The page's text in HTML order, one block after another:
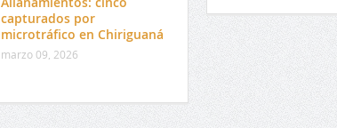
capturados por
microtráfico en Chiriguaná
marzo 09, 2026